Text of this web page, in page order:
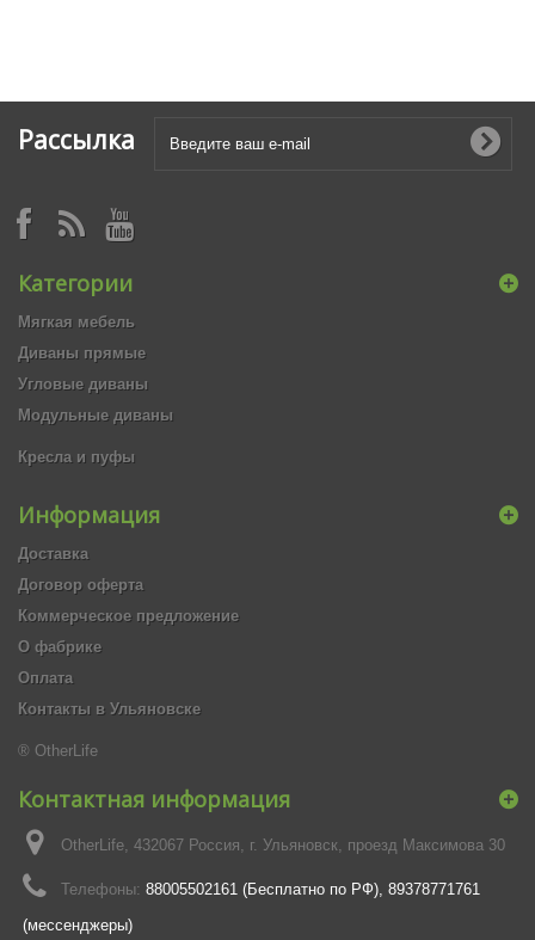
Рассылка
Категории
Мягкая мебель
Диваны прямые
Угловые диваны
Модульные диваны
Кресла и пуфы
Информация
Доставка
Договор оферта
Коммерческое предложение
О фабрике
Оплата
Контакты в Ульяновске
® OtherLife
Контактная информация
OtherLife, 432067 Россия, г. Ульяновск, проезд Максимова 30
Телефоны: 88005502161 (Бесплатно по РФ), 89378771761
(мессенджеры)